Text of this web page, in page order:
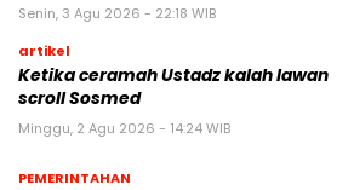
Senin, 3 Agu 2026 - 22:18 WIB
artikel
Ketika ceramah Ustadz kalah lawan
scroll Sosmed
Minggu, 2 Agu 2026 - 14:24 WIB
PEMERINTAHAN